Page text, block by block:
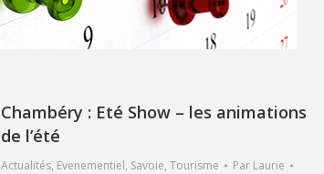
Chambéry : Eté Show – les animations
de l’été
Actualités, Evenementiel, Savoie, Tourisme Par Laurie